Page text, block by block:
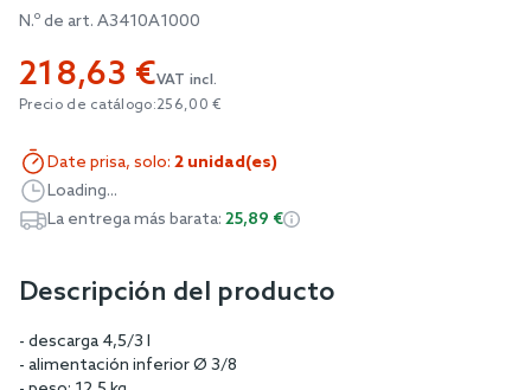
the
beginning
of
the
gallery
N.º de art. A3410A1000
218,63 €VAT incl.
Precio de catálogo:256,00 €
Date prisa, solo: 2 unidad(es)
Loading...
La entrega más barata: 25,89 €
Descripción del producto
- descarga 4,5/3 l
- alimentación inferior Ø 3/8